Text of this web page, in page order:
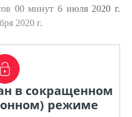
00 минут 6 июля 2020 г.
2020 г.
в сокращенном
режиме